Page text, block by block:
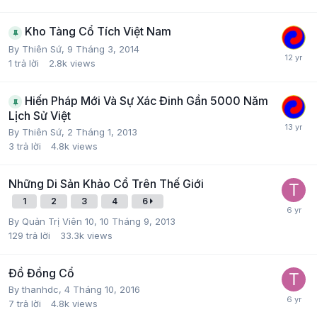
Kho Tàng Cổ Tích Việt Nam
By Thiên Sứ, 9 Tháng 3, 2014
1 trả lời 2.8k views
Hiến Pháp Mới Và Sự Xác Đinh Gần 5000 Năm
Lịch Sử Việt
By Thiên Sứ, 2 Tháng 1, 2013
3 trả lời 4.8k views
Những Di Sản Khảo Cổ Trên Thế Giới
1 2 3 4 6
By Quản Trị Viên 10, 10 Tháng 9, 2013
129 trả lời 33.3k views
Đồ Đồng Cổ
Bythanhdc, 4 Tháng 10, 2016
7 trả lời 4.8k views